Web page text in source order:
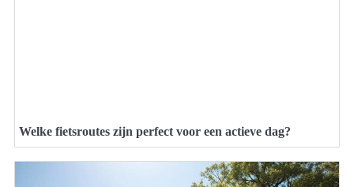
Welke fietsroutes zijn perfect voor een actieve dag?